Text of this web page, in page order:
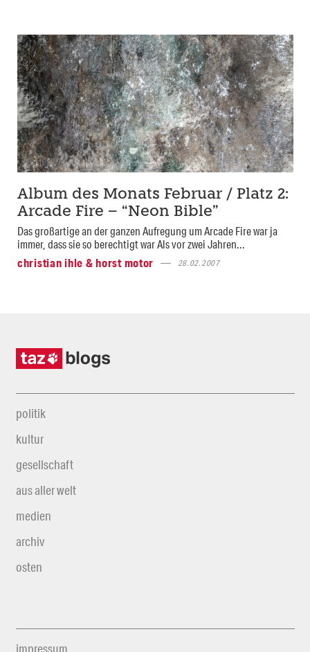
Album des Monats Februar / Platz 2:
Arcade Fire – “Neon Bible”
Das großartige an der ganzen Aufregung um Arcade Fire war ja
immer, dass sie so berechtigt war Als vor zwei Jahren...
christian ihle & horst motor
28.02.2007
politik
kultur
gesellschaft
aus aller welt
medien
archiv
osten
impressum